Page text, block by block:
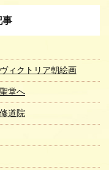
事
ィクトリア朝絵画
堂へ
道院